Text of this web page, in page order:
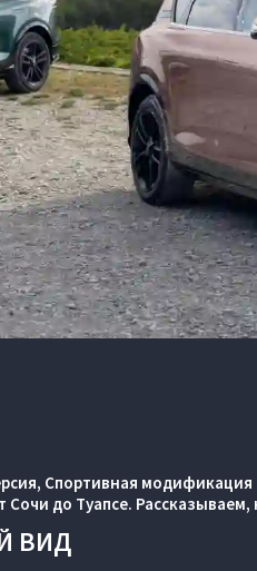
Спортивная модификация
Сочи до Туапсе.
ВИД